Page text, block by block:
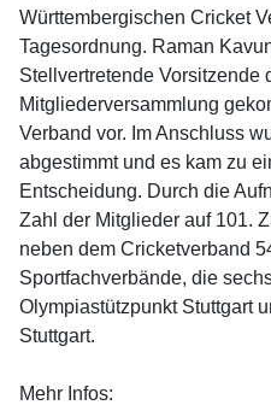
Württembergischen Cricket
Tagesordnung. Raman
Stellvertretende Vorsitzende
Mitgliederversammlung
Verband vor. Im Anschluss
abgestimmt und es kam zu
Entscheidung. Durch die
Zahl der Mitglieder auf 101.
neben dem Cricketverband
Sportfachverbände, die
Olympiastützpunkt Stuttgart
Stuttgart.
Mehr Infos: